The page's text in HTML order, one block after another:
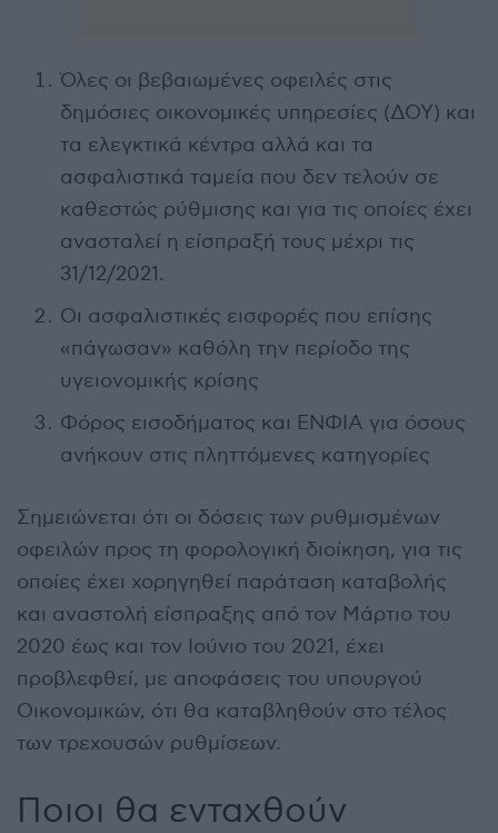
Όλες οι βεβαιωμένες οφειλές στις
δημόσιες οικονομικές υπηρεσίες (ΔΟΥ) και
τα ελεγκτικά κέντρα αλλά και τα
ασφαλιστικά ταμεία που δεν τελούν σε
καθεστώς ρύθμισης και για τις οποίες έχει
ανασταλεί η είσπραξή τους μέχρι τις
31/12/2021.
Οι ασφαλιστικές εισφορές που επίσης
«πάγωσαν» καθόλη την περίοδο της
υγειονομικής κρίσης
Φόρος εισοδήματος και ΕΝΦΙΑ για όσους
ανήκουν στις πληττόμενες κατηγορίες
Σημειώνεται ότι οι δόσεις των ρυθμισμένων
οφειλών προς τη φορολογική διοίκηση, για τις
οποίες έχει χορηγηθεί παράταση καταβολής
και αναστολή είσπραξης από τον Μάρτιο του
2020 έως και τον Ιούνιο του 2021, έχει
προβλεφθεί, με αποφάσεις του υπουργού
Οικονομικών, ότι θα καταβληθούν στο τέλος
των τρεχουσών ρυθμίσεων.
Ποιοι θα ενταχθούν